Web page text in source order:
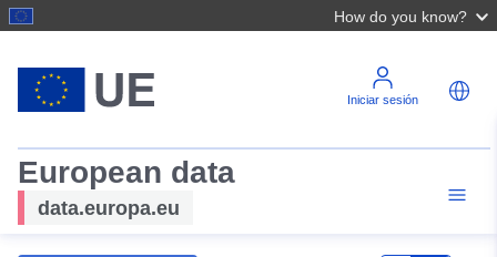
How do you know?
Iniciar sesión
European data
data.europa.eu